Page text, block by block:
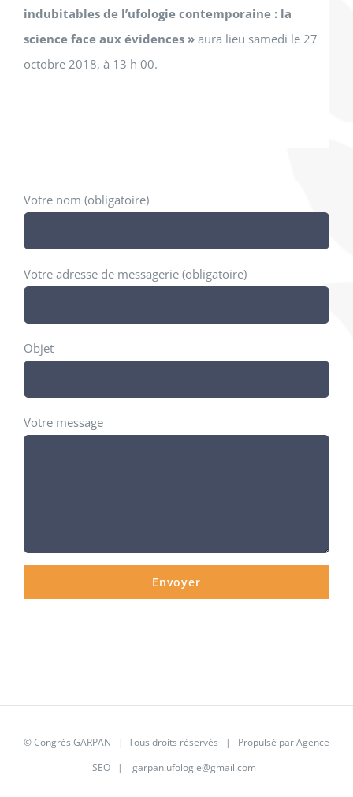
indubitables de l’ufologie contemporaine : la
science face aux évidences » aura lieu samedi le 27
octobre 2018, à 13 h 00.
Votre nom (obligatoire)
Votre adresse de messagerie (obligatoire)
Objet
Votre message
©Congrès GARPAN | Tous droits réservés | Propulsé parAgence
SEO | garpan.ufologie@gmail.com